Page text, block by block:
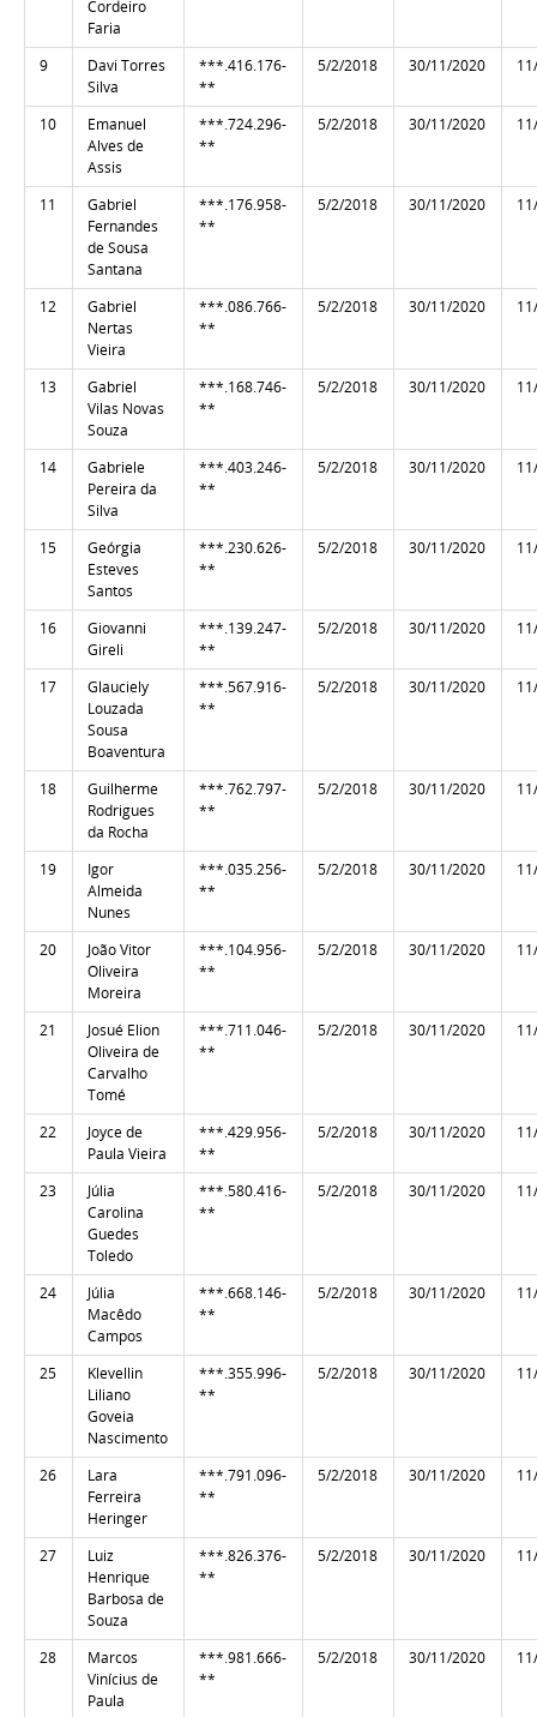
Cordeiro
Faria
9
Davi Torres
Silva
***.416.176-
**
5/2/2018 30/11/2020
10
Emanuel
Alves de
Assis
***.724.296-
**
5/2/2018 30/11/2020
11
Gabriel
Fernandes
de Sousa
Santana
***.176.958-
**
5/2/2018 30/11/2020
12
Gabriel
Nertas
Vieira
***.086.766-
**
5/2/2018 30/11/2020
13
Gabriel
Vilas Novas
Souza
***.168.746-
**
5/2/2018 30/11/2020
14
Gabriele
Pereira da
Silva
***.403.246-
**
5/2/2018 30/11/2020
15
Geórgia
Esteves
Santos
***.230.626-
**
5/2/2018 30/11/2020
16
Giovanni
Gireli
***.139.247-
**
5/2/2018 30/11/2020
17
Glauciely
Louzada
Sousa
Boaventura
***.567.916-
**
5/2/2018 30/11/2020
18
Guilherme
Rodrigues
da Rocha
***.762.797-
**
5/2/2018 30/11/2020
19
Igor
Almeida
Nunes
***.035.256-
**
5/2/2018 30/11/2020
20
João Vitor
Oliveira
Moreira
***.104.956-
**
5/2/2018 30/11/2020
21
Josué Elion
Oliveira de
Carvalho
Tomé
***.711.046-
**
5/2/2018 30/11/2020
22
Joyce de
Paula Vieira
***.429.956-
**
5/2/2018 30/11/2020
23
Júlia
Carolina
Guedes
Toledo
***.580.416-
**
5/2/2018 30/11/2020
24
Júlia
Macêdo
Campos
***.668.146-
**
5/2/2018 30/11/2020
25
Klevellin
Liliano
Goveia
Nascimento
***.355.996-
**
5/2/2018 30/11/2020
26
Lara
Ferreira
Heringer
***.791.096-
**
5/2/2018 30/11/2020
27
Luiz
Henrique
Barbosa de
Souza
***.826.376-
**
5/2/2018 30/11/2020
28
Marcos
Vinícius de
Paula
***.981.666-
**
5/2/2018 30/11/2020